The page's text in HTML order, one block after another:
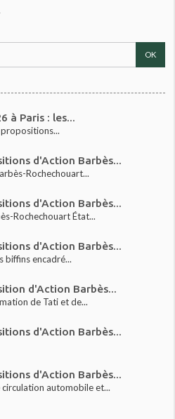
à Paris : les...
d'Action Barbès...
Rochechouart...
d'Action Barbès...
Rochechouart État...
d'Action Barbès...
biffins encadré...
d'Action Barbès...
de Tati et de...
d'Action Barbès...
d'Action Barbès...
automobile et...